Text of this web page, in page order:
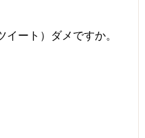
イート）ダメですか。